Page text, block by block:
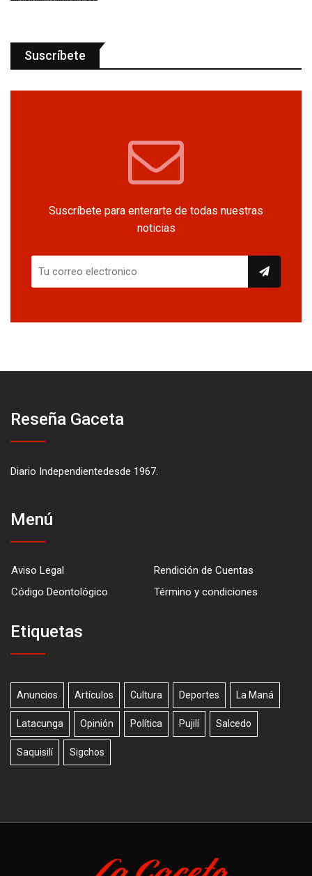
Suscríbete
Suscríbete para enterarte de todas nuestras
noticias
Reseña Gaceta
Diario Independientedesde 1967.
Menú
Aviso Legal
Rendición de Cuentas
Código Deontológico
Término y condiciones
Etiquetas
Anuncios Artículos Cultura Deportes La Maná
Latacunga Opinión Política Pujilí Salcedo
Saquisilí Sigchos